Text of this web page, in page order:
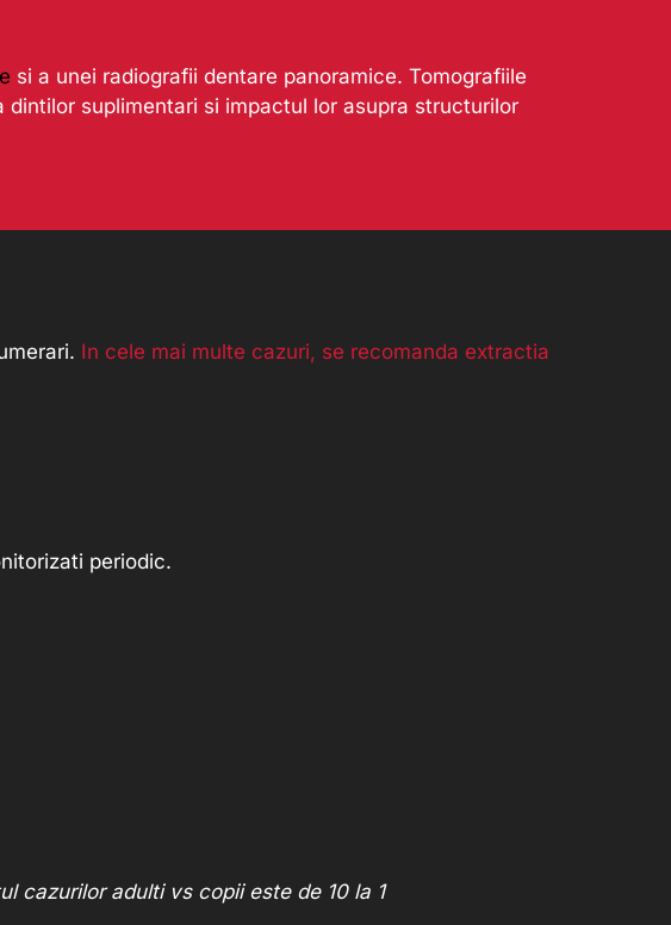
si a unei radiografii dentare panoramice. Tomografiile
suplimentari si impactul lor asupra structurilor
In cele mai multe cazuri, se recomanda extractia
periodic.
cazurilor adulti vs copii este de 10 la 1